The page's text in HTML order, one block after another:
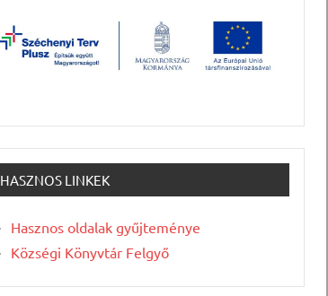
HASZNOS LINKEK
Hasznos oldalak gyűjteménye
Községi Könyvtár Felgyő